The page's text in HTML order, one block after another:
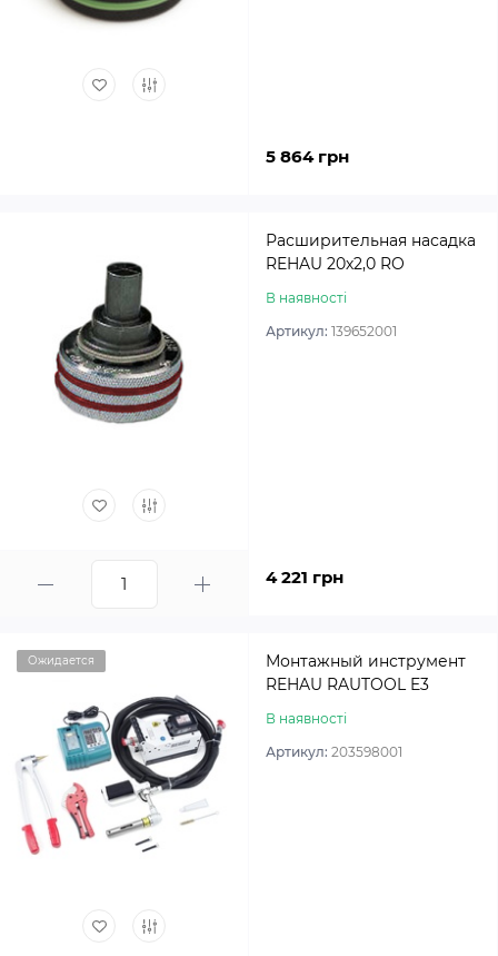
5 864 грн
Расширительная насадка
REHAU 20х2,0 RO
В наявності
Артикул: 139652001
4 221 грн
Ожидается
Монтажный инструмент
REHAU RAUTOOL E3
В наявності
Артикул: 203598001